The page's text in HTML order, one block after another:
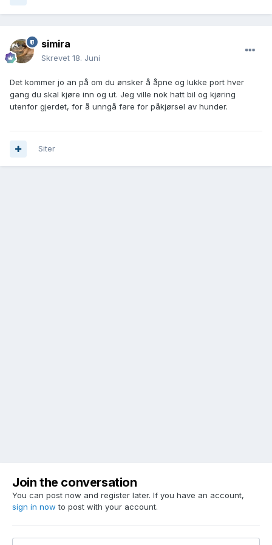
simira
Skrevet 18. Juni
Det kommer jo an på om du ønsker å åpne og lukke port hver
gang du skal kjøre inn og ut. Jeg ville nok hatt bil og kjøring
utenfor gjerdet, for å unngå fare for påkjørsel av hunder.
Siter
Join the conversation
You can post now and register later. If you have an account,
sign in now to post with your account.